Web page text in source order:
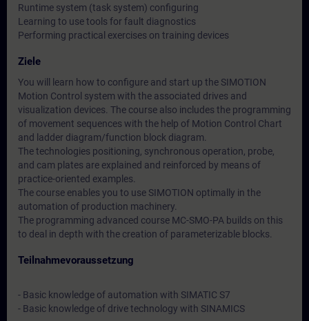
Runtime system (task system) configuring
Learning to use tools for fault diagnostics
Performing practical exercises on training devices
Ziele
You will learn how to configure and start up the SIMOTION
Motion Control system with the associated drives and
visualization devices. The course also includes the programming
of movement sequences with the help of Motion Control Chart
and ladder diagram/function block diagram.
The technologies positioning, synchronous operation, probe,
and cam plates are explained and reinforced by means of
practice-oriented examples.
The course enables you to use SIMOTION optimally in the
automation of production machinery.
The programming advanced course MC-SMO-PA builds on this
to deal in depth with the creation of parameterizable blocks.
Teilnahmevoraussetzung
- Basic knowledge of automation with SIMATIC S7
- Basic knowledge of drive technology with SINAMICS